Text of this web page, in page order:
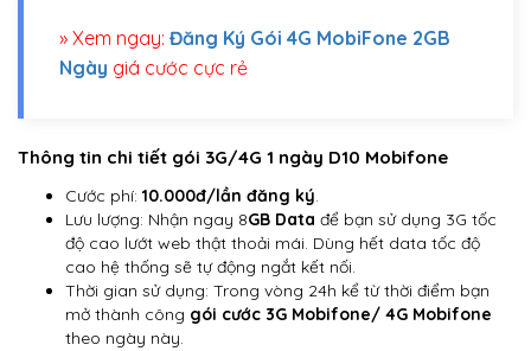
» Xem ngay: Đăng Ký Gói 4G MobiFone 2GB
Ngày giá cước cực rẻ
Thông tin chi tiết gói 3G/4G 1 ngày D10 Mobifone
Cước phí: 10.000đ/lần đăng ký.
Lưu lượng: Nhận ngay 8GB Data để bạn sử dụng 3G tốc
độ cao lướt web thật thoải mái. Dùng hết data tốc độ
cao hệ thống sẽ tự động ngắt kết nối.
Thời gian sử dụng: Trong vòng 24h kể từ thời điểm bạn
mở thành công gói cước 3G Mobifone/ 4G Mobifone
theo ngày này.